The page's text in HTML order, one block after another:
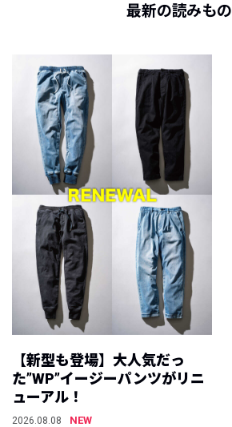
最新の読みもの
【新型も登場】大人気だっ
た”WP”イージーパンツがリニ
ューアル！
2026.08.08
NEW